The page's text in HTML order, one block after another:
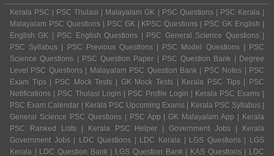
Kerala PSC | PSC Thulasi | Malayalam GK | PSC Questions | PSC Kerala |
Malayalam PSC Questions | PSC GK | KPSC Questions | PSC GK English |
English GK | PSC English Questions | PSC General Science Questions |
PSC Syllabus | PSC Previous Questions | PSC Model Questions | PSC
Science Questions | PSC Question Paper | PSC Question Bank | Degree
Level PSC Questions | Malayalam PSC Question Bank | PSC Notes | PSC
Exam Tips | PSC Mock Tests | GK Mock Tests | Kerala PSC Tips | PSC
Notifications | PSC Thulasi Login | PSC Profile Login | Kerala PSC Exams |
PSC Exam Calendar | Kerala PSC Upcoming Exams | Kerala PSC Syllabus |
General Science PSC Questions | PSC App | GK Malayalam App | Kerala
PSC Ranked Lists | Kerala PSC Helper | Government Jobs | Kerala
Government Jobs | LDC Questions | LDC Kerala | LGS Questions | LGS
Kerala | LDC Question Bank | LGS Question Bank | KAS Questions | LDC